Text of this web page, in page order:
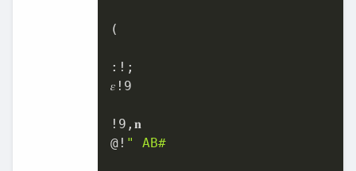
(
:!;
𝜀! 9
! 9 ,𝐧
@! " AB#